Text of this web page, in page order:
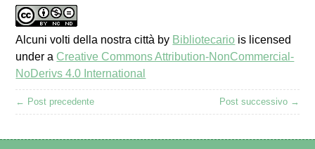
Alcuni volti della nostra città by Bibliotecario is licensed
under a Creative Commons Attribution-NonCommercial-
NoDerivs 4.0 International
← Post precedente Post successivo →